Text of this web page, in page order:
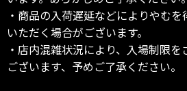
・商品の入荷遅延などによりやむ
いただく場合がございます。
・店内混雑状況により、入場制限
ございます、予めご了承ください。